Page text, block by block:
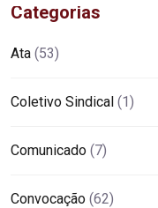
Categorias
Ata (53)
Coletivo Sindical (1)
Comunicado (7)
Convocação (62)